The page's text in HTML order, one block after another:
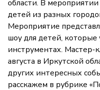
области. В
детей из разных
Мероприятие
шоу для детей, которые
инструментах. Мастер-
августа в Иркутской
других интересных
расскажем в рубрике